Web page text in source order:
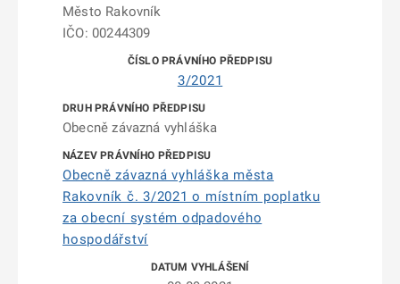
Město Rakovník
IČO: 00244309
3/2021
Obecně závazná vyhláška
Obecně závazná vyhláška města
Rakovník č. 3/2021 o místním poplatku
za obecní systém odpadového
hospodářství